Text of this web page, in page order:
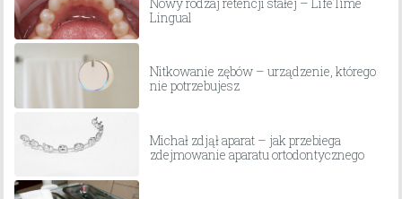
Lingual
Nitkowanie zębów – urządzenie, którego
nie potrzebujesz
Michał zdjął aparat – jak przebiega
zdejmowanie aparatu ortodontycznego